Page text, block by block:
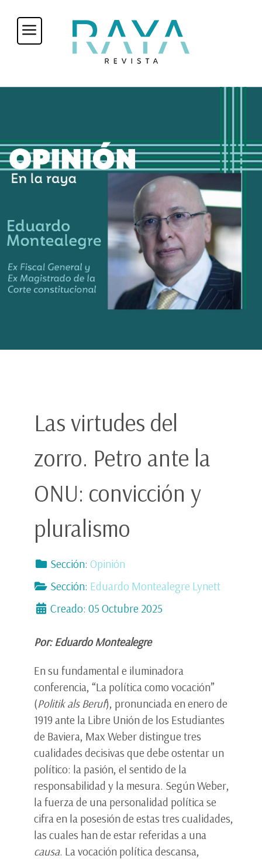
Las virtudes del
zorro. Petro ante la
ONU: convicción y
pluralismo
Sección: Opinión
Sección: Eduardo Montealegre Lynett
Creado: 05 Octubre 2025
Por: Eduardo Montealegre
En su fundamental e iluminadora
conferencia, “La política como vocación”
(Politik als Beruf), pronunciada en enero de
1919 ante la Libre Unión de los Estudiantes
de Baviera, Max Weber distingue tres
cualidades decisivas que debe ostentar un
político: la pasión, el sentido de la
responsabilidad y la mesura. Según Weber,
la fuerza de una personalidad política se
cifra en la posesión de estas tres cualidades,
las cuales han de estar referidas a una
causa. La vocación política descansa,